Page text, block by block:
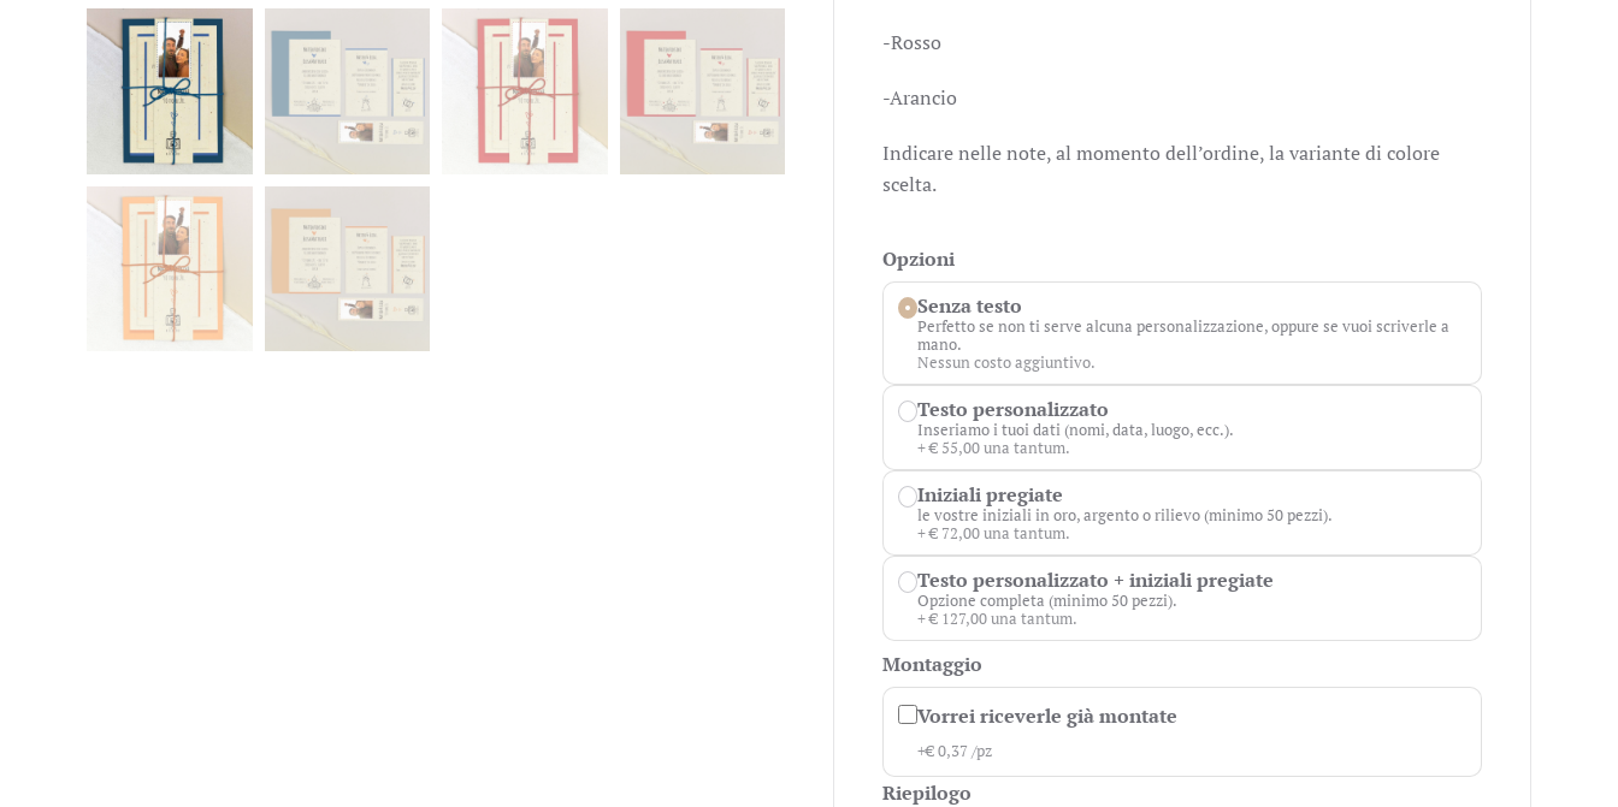
-Rosso
-Arancio
Indicare nelle note, al momento dell’ordine, la variante di colore
scelta.
Opzioni
Senza testo
Perfetto se non ti serve alcuna personalizzazione, oppure se vuoi scriverle a
mano.
Nessun costo aggiuntivo.
Testo personalizzato
Inseriamo i tuoi dati (nomi, data, luogo, ecc.).
+ € 55,00 una tantum.
Iniziali pregiate
le vostre iniziali in oro, argento o rilievo (minimo 50 pezzi).
+ € 72,00 una tantum.
Testo personalizzato + iniziali pregiate
Opzione completa (minimo 50 pezzi).
+ € 127,00 una tantum.
Montaggio
Vorrei riceverle già montate
+€0,37 /pz
Riepilogo